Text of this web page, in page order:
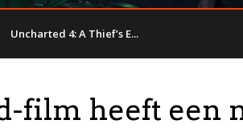
Uncharted 4: A Thief’s E...
film heeft een